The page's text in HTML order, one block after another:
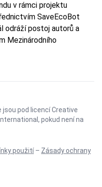
v rámci projektu
SaveEcoBot
odráží postoj autorů a
Mezinárodního
pod licencíCreative
, pokud není na
použití– Zásady ochrany